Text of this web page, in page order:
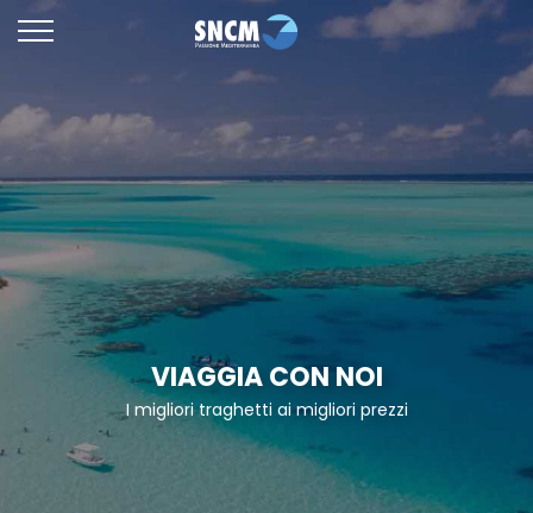
VIAGGIA CON NOI
I migliori traghetti ai migliori prezzi